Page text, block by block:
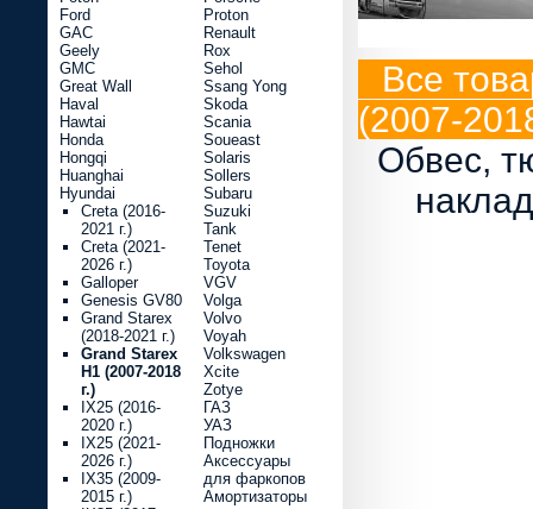
Все
(2007-
Обвес,
Ford
GAC
Geely
GMC
Great Wall
Haval
Hawtai
Honda
Hongqi
Huanghai
Hyundai
Creta (2016-
2021 г.)
Creta (2021-
2026 г.)
Galloper
Genesis GV80
Grand Starex
(2018-2021 г.)
Grand Starex
H1 (2007-2018
г.)
IX25 (2016-
2020 г.)
IX25 (2021-
2026 г.)
IX35 (2009-
2015 г.)
Proton
Renault
Rox
Sehol
Ssang Yong
Skoda
Scania
Soueast
Solaris
Sollers
Subaru
Suzuki
Tank
Tenet
Toyota
VGV
Volga
Volvo
Voyah
Volkswagen
Xcite
Zotye
ГАЗ
УАЗ
Подножки
Аксессуары
для фаркопов
Амортизаторы